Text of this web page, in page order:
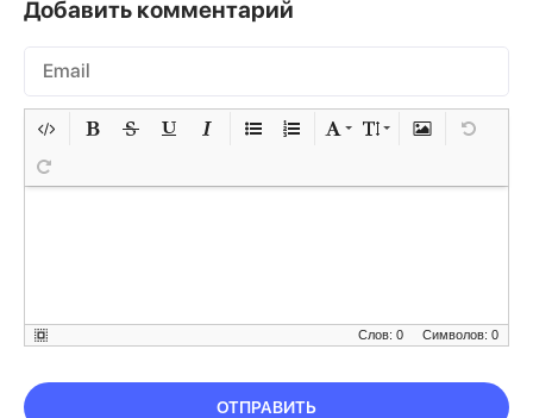
Добавить комментарий
Символов: 0
Слов: 0
ОТПРАВИТЬ